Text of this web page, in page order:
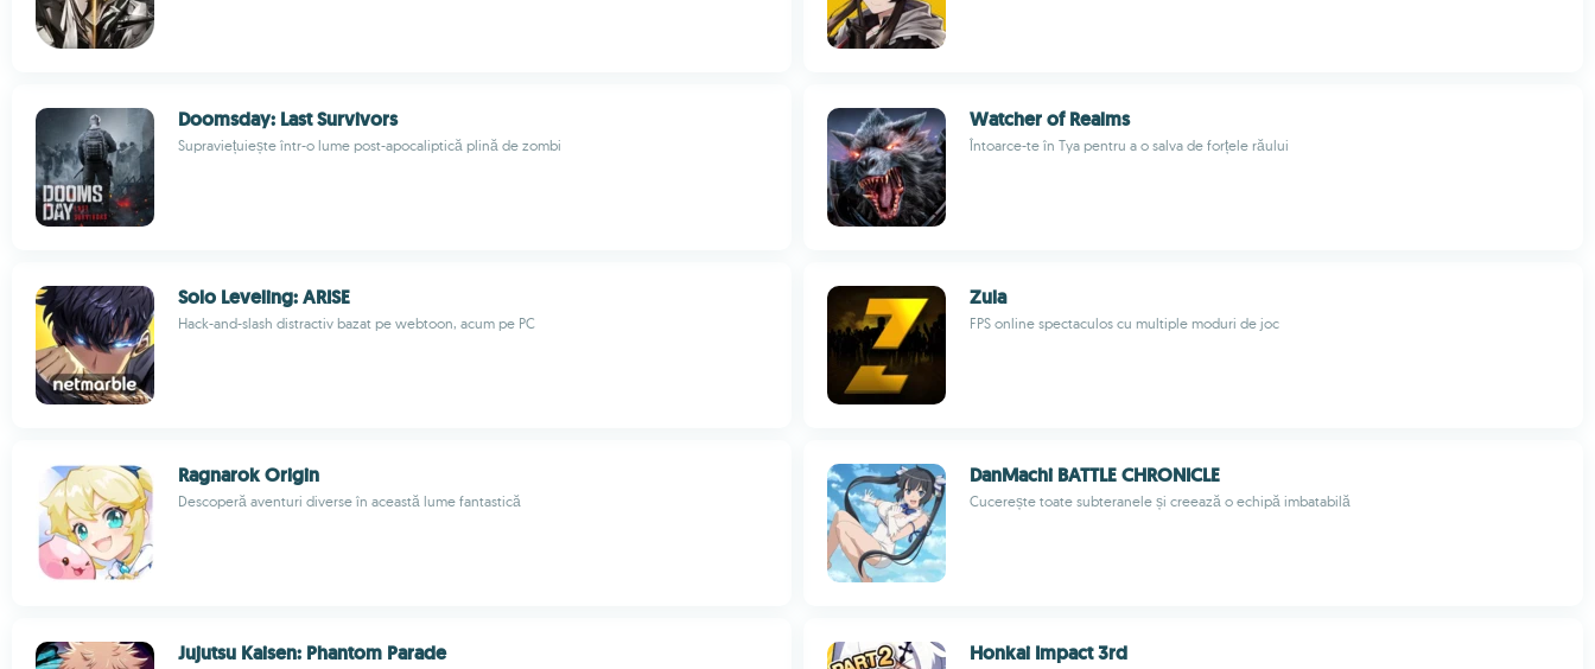
Doomsday: Last Survivors
Supraviețuiește într-o lume post-apocaliptică plină de zombi
Watcher of Realms
Întoarce-te în Tya pentru a o salva de forțele răului
Solo Leveling: ARISE
Hack-and-slash distractiv bazat pe webtoon, acum pe PC
Zula
FPS online spectaculos cu multiple moduri de joc
Ragnarok Origin
Descoperă aventuri diverse în această lume fantastică
DanMachi BATTLE CHRONICLE
Cucerește toate subteranele și creează o echipă imbatabilă
Jujutsu Kaisen: Phantom Parade Honkai Impact 3rd